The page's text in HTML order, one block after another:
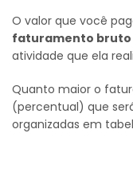
O valor que você
faturamento bruto
atividade que ela
Quanto maior o
(percentual) que
organizadas em